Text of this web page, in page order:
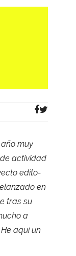
muy
acti­vi­dad
edi­to­
en
tras su
a
aquí un